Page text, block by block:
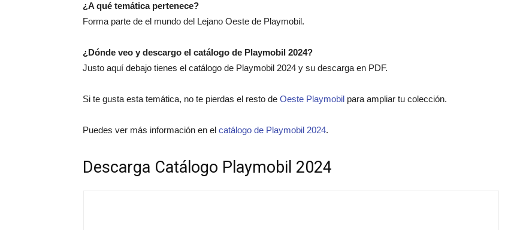
¿A qué temática pertenece?
Forma parte de el mundo del Lejano Oeste de Playmobil.
¿Dónde veo y descargo el catálogo de Playmobil 2024?
Justo aquí debajo tienes el catálogo de Playmobil 2024 y su descarga en PDF.
Si te gusta esta temática, no te pierdas el resto de Oeste Playmobil para ampliar tu colección.
Puedes ver más información en el catálogo de Playmobil 2024.
Descarga Catálogo Playmobil 2024